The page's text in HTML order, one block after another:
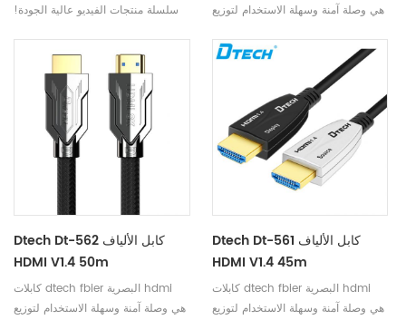
سلسلة منتجات الفيديو عالية الجودة!
مضاعف HDMI HD المعدات لنقل
إشارة الصورة في أي واحد أو أكثر
المراقبين ، ويمكن أن يكون الناتج
الصليب التعسفي ، كل الإخراج يمكن
إلى طريقة الإدخال
هي وصلة آمنة وسهلة الاستخدام لتوزيع
المؤتمرات ، وأنظمة العرض في
الفصول الدراسية ، والإشارات الرقمية
، وحيثما توجد شاشة عرض فيديو عالية
Dtech Dt-562 كابل الألياف
HDMI V1.4 50m
كابلات dtech fbier البصرية hdmi
هي وصلة آمنة وسهلة الاستخدام لتوزيع
Dtech Dt-561 كابل الألياف
HDMI V1.4 45m
كابلات dtech fbier البصرية hdmi
هي وصلة آمنة وسهلة الاستخدام لتوزيع